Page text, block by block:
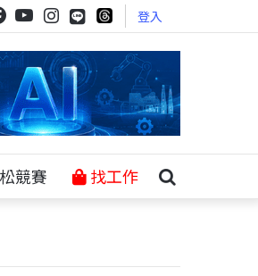
登入
競賽 找工作